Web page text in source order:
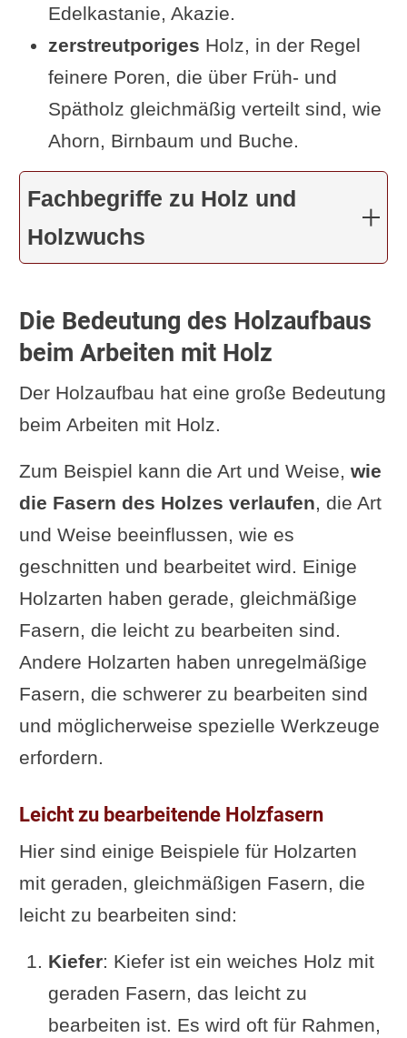
Edelkastanie, Akazie.
zerstreutporiges Holz, in der Regel
feinere Poren, die über Früh- und
Spätholz gleichmäßig verteilt sind, wie
Ahorn, Birnbaum und Buche.
Fachbegriffe zu Holz und
Holzwuchs
Die Bedeutung des Holzaufbaus
beim Arbeiten mit Holz
Der Holzaufbau hat eine große Bedeutung
beim Arbeiten mit Holz.
Zum Beispiel kann die Art und Weise, wie
die Fasern des Holzes verlaufen, die Art
und Weise beeinflussen, wie es
geschnitten und bearbeitet wird. Einige
Holzarten haben gerade, gleichmäßige
Fasern, die leicht zu bearbeiten sind.
Andere Holzarten haben unregelmäßige
Fasern, die schwerer zu bearbeiten sind
und möglicherweise spezielle Werkzeuge
erfordern.
Leicht zu bearbeitende Holzfasern
Hier sind einige Beispiele für Holzarten
mit geraden, gleichmäßigen Fasern, die
leicht zu bearbeiten sind:
Kiefer: Kiefer ist ein weiches Holz mit
geraden Fasern, das leicht zu
bearbeiten ist. Es wird oft für Rahmen,